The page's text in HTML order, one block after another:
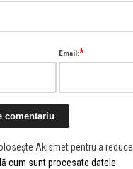
Email:*
Akismet pentru a reduce
cum sunt procesate datele